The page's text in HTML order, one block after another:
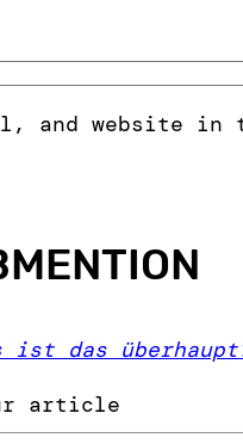
and website
ist das
article